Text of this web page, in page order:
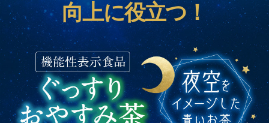
向上に役立つ！